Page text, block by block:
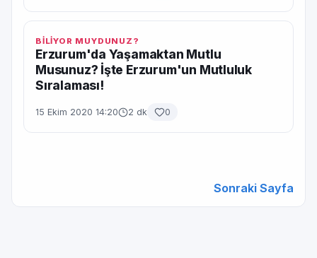
BİLİYOR MUYDUNUZ?
Erzurum'da Yaşamaktan Mutlu
Musunuz? İşte Erzurum'un Mutluluk
Sıralaması!
15 Ekim 2020 14:20 2 dk 0
Sonraki Sayfa